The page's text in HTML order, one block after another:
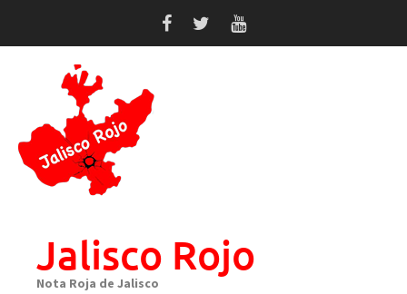
Jalisco Rojo
Nota Roja de Jalisco